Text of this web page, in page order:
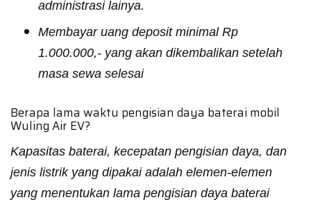
administrasi lainya.
Membayar uang deposit minimal Rp
1.000.000,- yang akan dikembalikan setelah
masa sewa selesai
Berapa lama waktu pengisian daya baterai mobil
Wuling Air EV?
Kapasitas baterai, kecepatan pengisian daya, dan
jenis listrik yang dipakai adalah elemen-elemen
yang menentukan lama pengisian daya baterai